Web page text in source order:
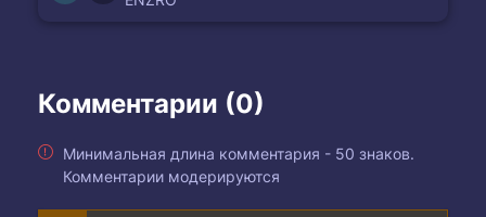
Комментарии (0)
Минимальная длина комментария - 50 знаков.
Комментарии модерируются